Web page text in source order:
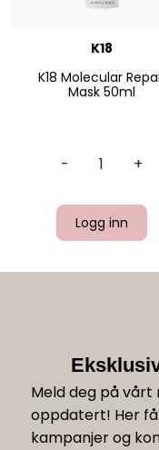
K18
K18 Molecular
Mask 50ml
- +
Logg inn
Meld deg på
oppdatert! Her
kampanjer og